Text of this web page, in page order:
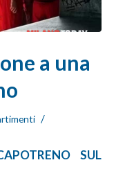
a una
/
SUL